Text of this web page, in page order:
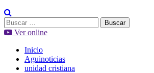
Buscar:
Ver online
Inicio
Aguinoticias
unidad cristiana